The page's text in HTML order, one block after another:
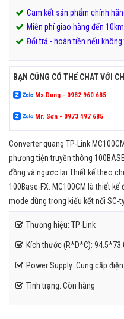
Cam kết sản phẩm chính
Miễn phí giao hàng đến 10km
Đổi trả - hoàn tiền nếu không
BẠN CŨNG CÓ THỂ CHAT VỚI
Ms.Dung - 0982 960 685
Mr. Sơn - 0973 497 685
Converter quang TP-Link
phương tiện truyền thông
đồng và ngược lại.Thiết kế theo
100Base-FX. MC100CM là thiết
mode dùng trong kiểu kết nối SC-
Thương hiệu: TP-Link
Kích thước (R*D*C):
Power Supply: Cung cấp
Tình trạng: Còn hàng